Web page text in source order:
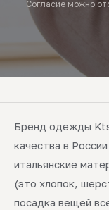
Согласие можно
Бренд одежды
качества в
итальянские
(это хлопок,
посадка вещей